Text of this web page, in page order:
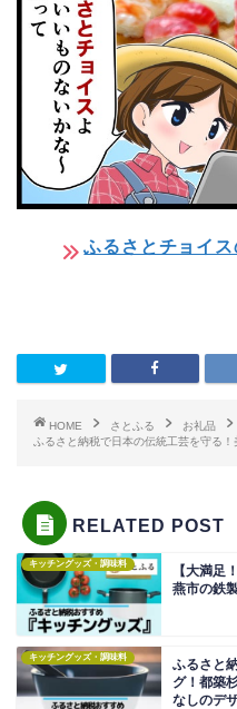
ふるさとチョイ
HOME さとふる お礼品
ふるさと納税で日本の伝統工芸を守る！
RELATED POST
キッチングッズ・調味料
【大満足
燕市の鉄
キッチングッズ・調味料
ふるさと
グ！都築
なしのデ